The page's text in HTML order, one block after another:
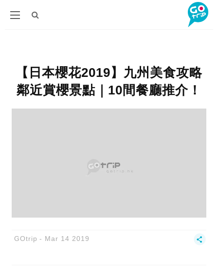
【日本櫻花2019】九州美食攻略
鄰近賞櫻景點｜10間餐廳推介！
GOtrip Mar 14 2019